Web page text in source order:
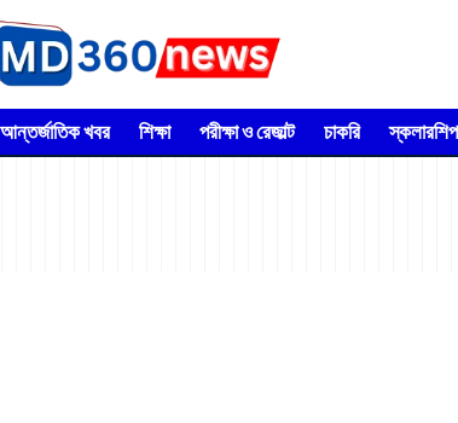
আন্তর্জাতিক খবর শিক্ষা পরীক্ষা ও রেজাল্ট চাকরি স্কলারশিপ